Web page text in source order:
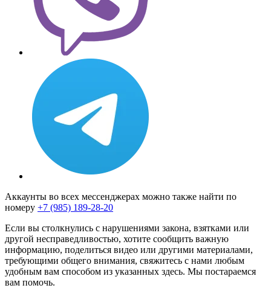
Аккаунты во всех мессенджерах можно также найти по
номеру +7 (985) 189-28-20
Если вы столкнулись с нарушениями закона, взятками или
другой несправедливостью, хотите сообщить важную
информацию, поделиться видео или другими материалами,
требующими общего внимания, свяжитесь с нами любым
удобным вам способом из указанных здесь. Мы постараемся
вам помочь.